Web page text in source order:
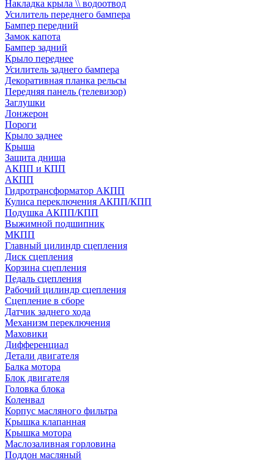
Накладка крыла \\ водоотвод
Усилитель переднего бампера
Бампер передний
Замок капота
Бампер задний
Крыло переднее
Усилитель заднего бампера
Декоративная планка рельсы
Передняя панель (телевизор)
Заглушки
Лонжерон
Пороги
Крыло заднее
Крыша
Защита днища
АКПП и КПП
АКПП
Гидротрансформатор АКПП
Кулиса переключения АКПП/КПП
Подушка АКПП/КПП
Выжимной подшипник
МКПП
Главный цилиндр сцепления
Диск сцепления
Корзина сцепления
Педаль сцепления
Рабочий цилиндр сцепления
Сцепление в сборе
Датчик заднего хода
Механизм переключения
Маховики
Дифференциал
Детали двигателя
Балка мотора
Блок двигателя
Головка блока
Коленвал
Корпус масляного фильтра
Крышка клапанная
Крышка мотора
Маслозаливная горловина
Поддон масляный